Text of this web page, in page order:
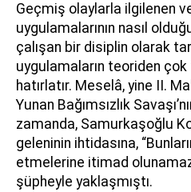
Geçmiş olaylarla ilgilenen
uygulamalarının nasıl
çalışan bir disiplin olarak
uygulamaların teoriden
hatırlatır. Meselâ, yine II.
Yunan Bağımsızlık
zamanda, Samurkaşoğlu
geleninin ihtidasına,
etmelerine itimad
şüpheyle yaklaşmıştı.